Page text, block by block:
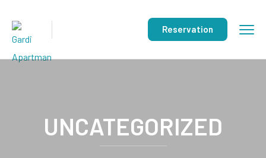
Reservation
UNCATEGORIZED